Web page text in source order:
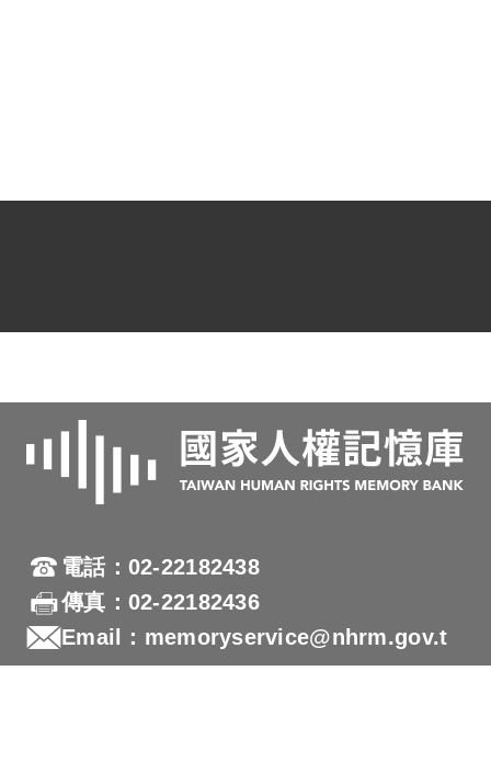
電話：02-22182438
傳真：02-22182436
Email：memoryservice@nhrm.gov.t
w